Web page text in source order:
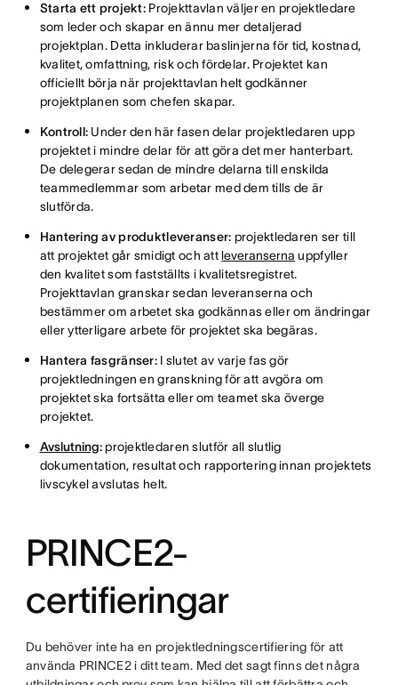
Starta ett projekt: Projekttavlan väljer en projektledare
som leder och skapar en ännu mer detaljerad
projektplan. Detta inkluderar baslinjerna för tid, kostnad,
kvalitet, omfattning, risk och fördelar. Projektet kan
officiellt börja när projekttavlan helt godkänner
projektplanen som chefen skapar.
Kontroll: Under den här fasen delar projektledaren upp
projektet i mindre delar för att göra det mer hanterbart.
De delegerar sedan de mindre delarna till enskilda
teammedlemmar som arbetar med dem tills de är
slutförda.
Hantering av produktleveranser: projektledaren ser till
att projektet går smidigt och attleveranserna uppfyller
den kvalitet som fastställts i kvalitetsregistret.
Projekttavlan granskar sedan leveranserna och
bestämmer om arbetet ska godkännas eller om ändringar
eller ytterligare arbete för projektet ska begäras.
Hantera fasgränser: I slutet av varje fas gör
projektledningen en granskning för att avgöra om
projektet ska fortsätta eller om teamet ska överge
projektet.
Avslutning:projektledaren slutför all slutlig
dokumentation, resultat och rapportering innan projektets
livscykel avslutas helt.
PRINCE2-
certifieringar
Du behöver inte ha en projektledningscertifiering för att
använda PRINCE2 i ditt team. Med det sagt finns det några